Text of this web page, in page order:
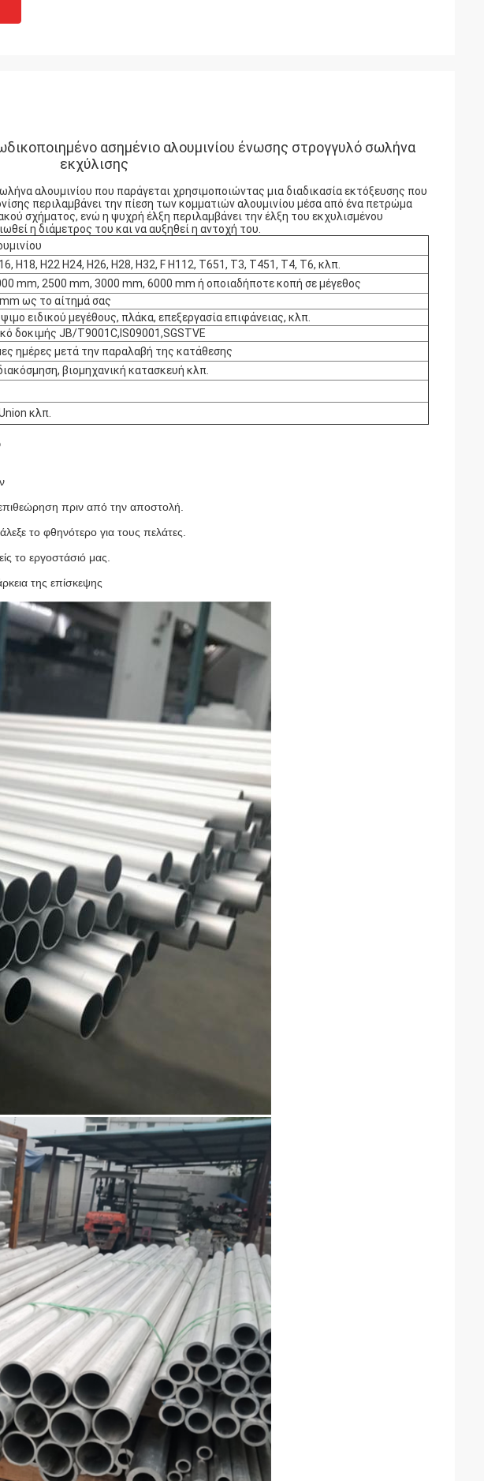
ασημένιο αλουμινίου ένωσης στρογγυλό σωλήνα
εκχύλισης
αλουμινίου που παράγεται χρησιμοποιώντας μια διαδικασία εκτόξευσης που
περιλαμβάνει την πίεση των κομματιών αλουμινίου μέσα από ένα πετρώμα
σχήματος, ενώ η ψυχρή έλξη περιλαμβάνει την έλξη του εκχυλισμένου
η διάμετρος του και να αυξηθεί η αντοχή του.
H18, H22 H24, H26, H28, H32, F H112, T651, T3, T451, T4, T6, κλπ.
mm, 2500 mm, 3000 mm, 6000 mm ή οποιαδήποτε κοπή σε μέγεθος
ως το αίτημά σας
ειδικού μεγέθους, πλάκα, επεξεργασία επιφάνειας, κλπ.
δοκιμής JB/T9001C,IS09001,SGSTVE
ημέρες μετά την παραλαβή της κατάθεσης
βιομηχανική κατασκευή κλπ.
κλπ.
πριν από την αποστολή.
το φθηνότερο για τους πελάτες.
το εργοστάσιό μας.
της επίσκεψης